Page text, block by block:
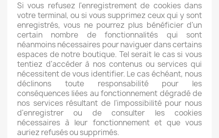
Si vous refusez l'enregistrement de cookies dans
votre terminal, ou si vous supprimez ceux qui y sont
enregistrés, vous ne pourrez plus bénéficier d'un
certain nombre de fonctionnalités qui sont
néanmoins nécessaires pour naviguer dans certains
espaces de notre boutique. Tel serait le cas si vous
tentiez d'accéder à nos contenus ou services qui
nécessitent de vous identifier. Le cas échéant, nous
déclinons toute responsabilité pour les
conséquences liées au fonctionnement dégradé de
nos services résultant de l'impossibilité pour nous
d'enregistrer ou de consulter les cookies
nécessaires à leur fonctionnement et que vous
auriez refusés ou supprimés.